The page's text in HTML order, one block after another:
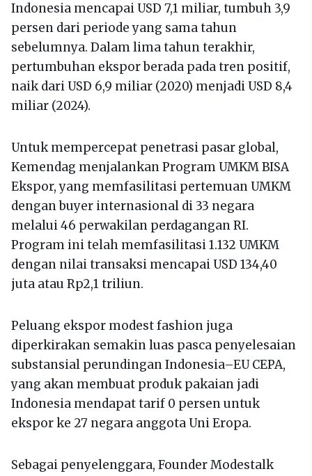
Indonesia mencapai USD 7,1 miliar, tumbuh 3,9
persen dari periode yang sama tahun
sebelumnya. Dalam lima tahun terakhir,
pertumbuhan ekspor berada pada tren positif,
naik dari USD 6,9 miliar (2020) menjadi USD 8,4
miliar (2024).
Untuk mempercepat penetrasi pasar global,
Kemendag menjalankan Program UMKM BISA
Ekspor, yang memfasilitasi pertemuan UMKM
dengan buyer internasional di 33 negara
melalui 46 perwakilan perdagangan RI.
Program ini telah memfasilitasi 1.132 UMKM
dengan nilai transaksi mencapai USD 134,40
juta atau Rp2,1 triliun.
Peluang ekspor modest fashion juga
diperkirakan semakin luas pasca penyelesaian
substansial perundingan Indonesia–EU CEPA,
yang akan membuat produk pakaian jadi
Indonesia mendapat tarif 0 persen untuk
ekspor ke 27 negara anggota Uni Eropa.
Sebagai penyelenggara, Founder Modestalk